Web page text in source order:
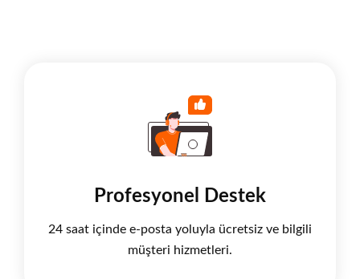
Profesyonel Destek
24 saat içinde e-posta yoluyla ücretsiz ve bilgili
müşteri hizmetleri.